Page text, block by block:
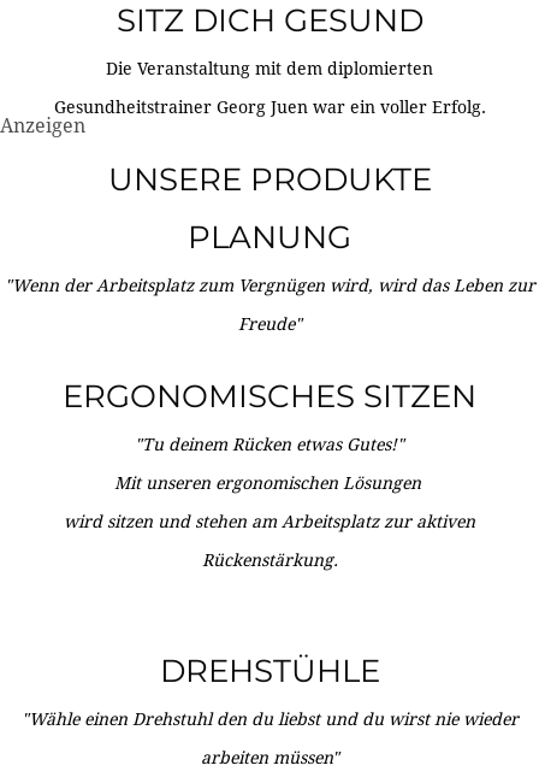
SITZ DICH GESUND
Die Veranstaltung mit dem diplomierten
Gesundheitstrainer Georg Juen war ein voller Erfolg.
Anzeigen
UNSERE PRODUKTE
PLANUNG
"Wenn der Arbeitsplatz zum Vergnügen wird, wird das Leben zur
Freude"
ERGONOMISCHES SITZEN
"Tu deinem Rücken etwas Gutes!"
Mit unseren ergonomischen Lösungen
wird sitzen und stehen am Arbeitsplatz zur aktiven
Rückenstärkung.
DREHSTÜHLE
"Wähle einen Drehstuhl den du liebst und du wirst nie wieder
arbeiten müssen"